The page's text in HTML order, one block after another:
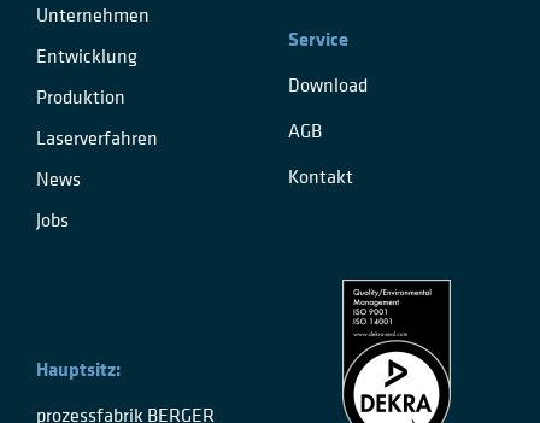
Unternehmen
Entwicklung
Produktion
Laserverfahren
News
Jobs
Service
Download
AGB
Kontakt
Hauptsitz:
prozessfabrik BERGER